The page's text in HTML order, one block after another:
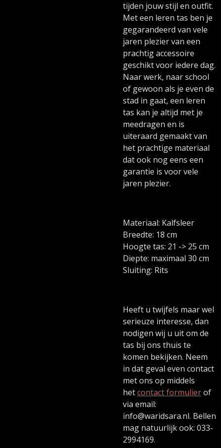
tijden jouw stijl en outfit.
Met een leren tas ben je
gegarandeerd van vele
jaren plezier van een
prachtig accessoire
geschikt voor iedere dag.
Naar werk, naar school
of gewoon als je even de
stad in gaat, een leren
tas kan je altijd met je
meedragen en is
uiteraard gemaakt van
het prachtige materiaal
dat ook nog eens een
garantie is voor vele
jaren plezier.
Materiaal: Kalfsleer
Breedte: 18 cm
Hoogte tas: 21 -> 25 cm
Diepte: maximaal 30 cm
Sluiting: Rits
Heeft u twijfels maar wel
serieuze interesse, dan
nodigen wij u uit om de
tas bij ons thuis te
komen bekijken. Neem
in dat geval even contact
met ons op middels
hetcontact formulierof
via email:
info@waridsara.nl. Bellen
mag natuurlijk ook: 033-
2994169.